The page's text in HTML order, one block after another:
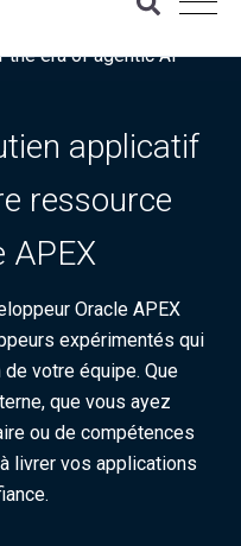
“Use this checklist to
era of agentic AI”
applicatif
ressource
APEX
Oracle APEX
expérimentés qui
votre équipe. Que
que vous ayez
ou de compétences
livrer vos applications